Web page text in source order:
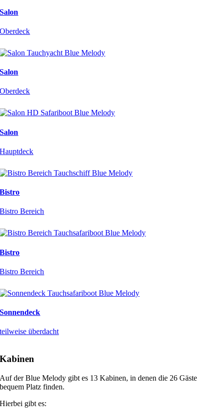
Salon
Oberdeck
Salon
Oberdeck
Salon
Hauptdeck
Bistro
Bistro Bereich
Bistro
Bistro Bereich
Sonnendeck
teilweise überdacht
Kabinen
Auf der Blue Melody gibt es 13 Kabinen, in denen die 26 Gäste
bequem Platz finden.
Hierbei gibt es: